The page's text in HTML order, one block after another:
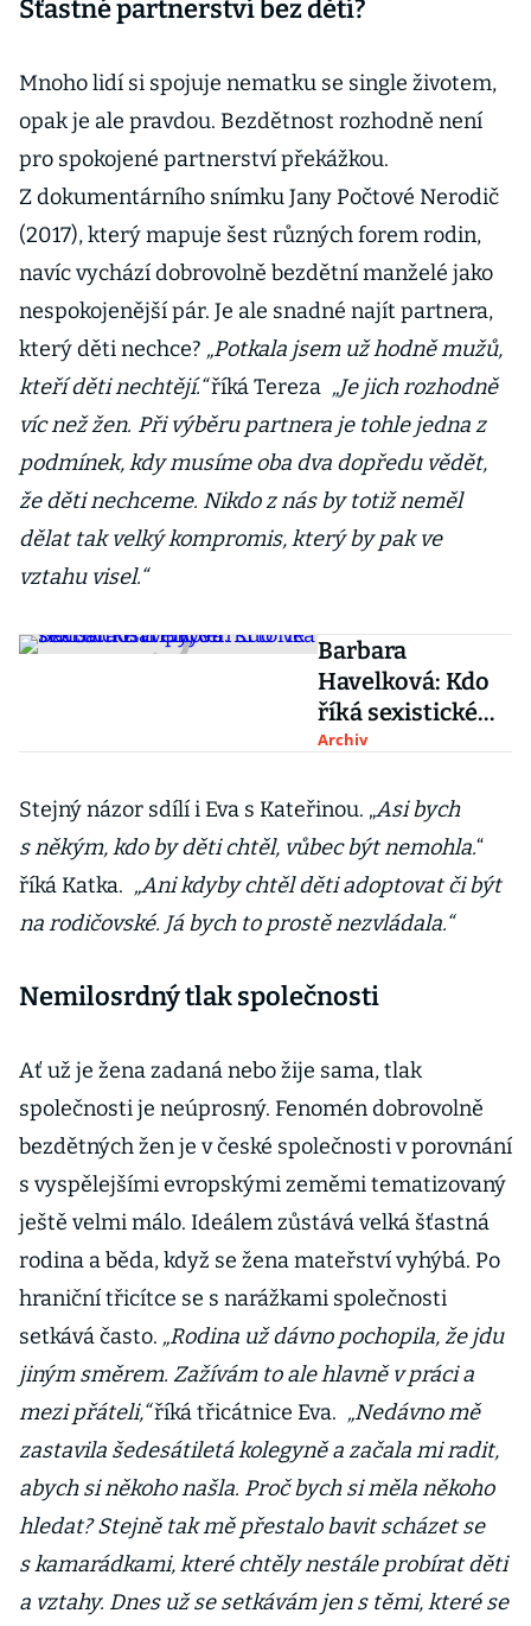
Šťastné partnerství bez dětí?
Mnoho lidí si spojuje nematku se single životem,
opak je ale pravdou. Bezdětnost rozhodně není
pro spokojené partnerství překážkou.
Z dokumentárního snímku Jany Počtové Nerodič
(2017), který mapuje šest různých forem rodin,
navíc vychází dobrovolně bezdětní manželé jako
nespokojenější pár. Je ale snadné najít partnera,
který děti nechce? „Potkala jsem už hodně mužů,
kteří děti nechtějí.“říká Tereza „Je jich rozhodně
víc než žen. Při výběru partnera je tohle jedna z
podmínek, kdy musíme oba dva dopředu vědět,
že děti nechceme. Nikdo z nás by totiž neměl
dělat tak velký kompromis, který by pak ve
vztahu visel.“
Barbara
Havelková: Kdo
říká sexistické
vtipy, ten si to ve
myslí
Archiv
Stejný názor sdílí i Eva s Kateřinou. „Asi bych
s někým, kdo by děti chtěl, vůbec být nemohla.“
říká Katka. „Ani kdyby chtěl děti adoptovat či být
na rodičovské. Já bych to prostě nezvládala.“
Nemilosrdný tlak společnosti
Ať už je žena zadaná nebo žije sama, tlak
společnosti je neúprosný. Fenomén dobrovolně
bezdětných žen je v české společnosti v porovnání
s vyspělejšími evropskými zeměmi tematizovaný
ještě velmi málo. Ideálem zůstává velká šťastná
rodina a běda, když se žena mateřství vyhýbá. Po
hraniční třicítce se s narážkami společnosti
setkává často. „Rodina už dávno pochopila, že jdu
jiným směrem. Zažívám to ale hlavně v práci a
mezi přáteli,“říká třicátnice Eva. „Nedávno mě
zastavila šedesátiletá kolegyně a začala mi radit,
abych si někoho našla. Proč bych si měla někoho
hledat? Stejně tak mě přestalo bavit scházet se
s kamarádkami, které chtěly nestále probírat děti
a vztahy. Dnes už se setkávám jen s těmi, které se